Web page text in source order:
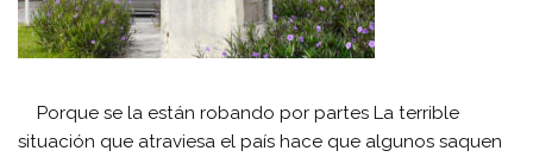
Porque se la están robando por partes La terrible
situación que atraviesa el país hace que algunos saquen